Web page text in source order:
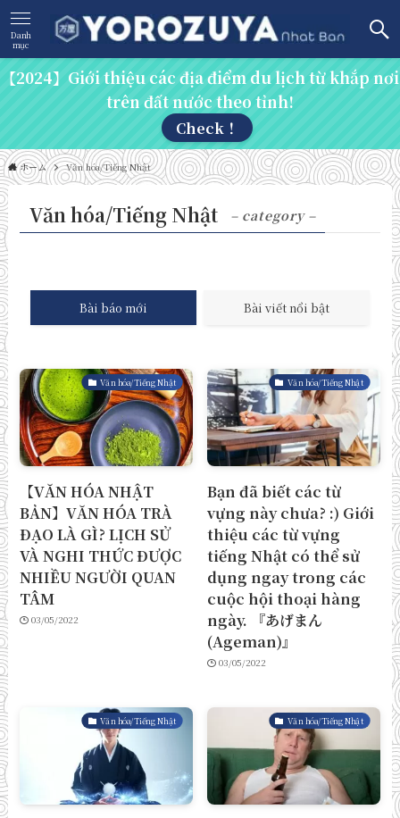
Danh
mục
【2024】Giới thiệu các địa điểm du lịch từ khắp nơi
trên đất nước theo tỉnh!
Check！
ホーム Văn hóa/Tiếng Nhật
Văn hóa/Tiếng Nhật – category –
Bài báo mới Bài viết nổi bật
Văn hóa/Tiếng Nhật
【VĂN HÓA NHẬT
BẢN】VĂN HÓA TRÀ
ĐẠO LÀ GÌ? LỊCH SỬ
VÀ NGHI THỨC ĐƯỢC
NHIỀU NGƯỜI QUAN
TÂM
03/05/2022
Văn hóa/Tiếng Nhật
Bạn đã biết các từ
vựng này chưa? :) Giới
thiệu các từ vựng
tiếng Nhật có thể sử
dụng ngay trong các
cuộc hội thoại hàng
ngày. 『あげまん
(Ageman)』
03/05/2022
Văn hóa/Tiếng Nhật Văn hóa/Tiếng Nhật